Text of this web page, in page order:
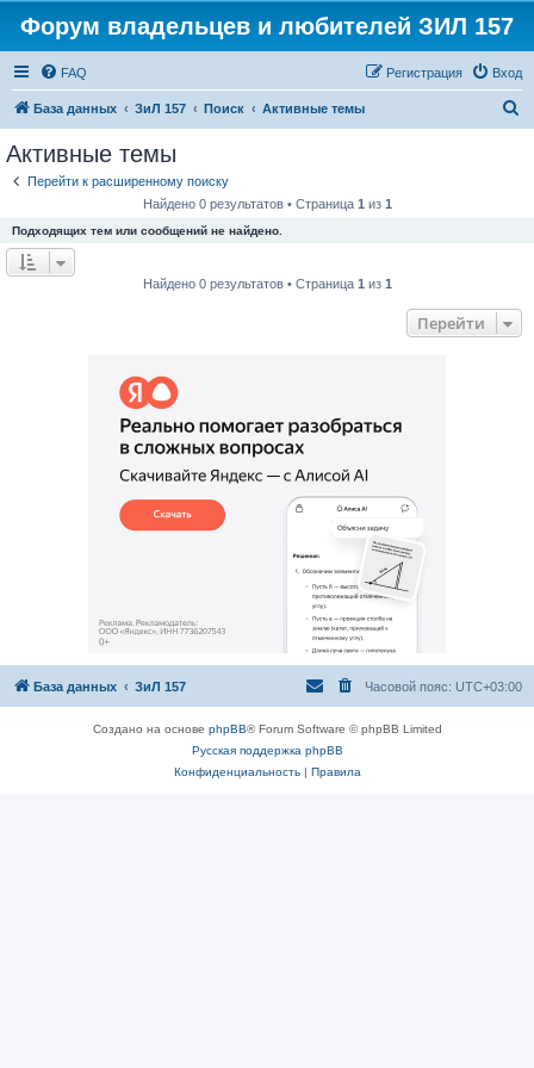
Форум владельцев и любителей ЗИЛ 157
FAQ Вход
Регистрация
База данных ЗиЛ 157 Поиск Активные темы
Активные темы
Перейти к расширенному поиску
Найдено 0 результатов • Страница 1 из 1
Подходящих тем или сообщений не найдено.
Найдено 0 результатов • Страница 1 из 1
Перейти
База данных ЗиЛ 157 Часовой пояс: UTC+03:00
Создано на основе phpBB® Forum Software © phpBB Limited
Русская поддержка phpBB
Конфиденциальность| Правила